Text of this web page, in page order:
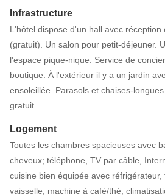
Infrastructure
L'hôtel dispose d'un hall avec réception
(gratuit). Un salon pour petit-déjeuner.
l'espace pique-nique. Service de
boutique. À l'extérieur il y a un jardin
ensoleillée. Parasols et chaises-
gratuit.
Logement
Toutes les chambres spacieuses avec
cheveux; téléphone, TV par câble,
cuisine bien équipée avec
vaisselle, machine à café/thé,